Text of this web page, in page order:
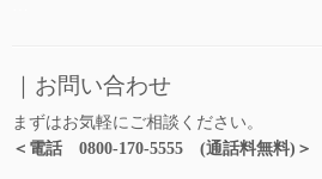
｜お問い合わせ
まずはお気軽にご相談ください。
＜電話 0800-170-5555 (通話料無料)＞